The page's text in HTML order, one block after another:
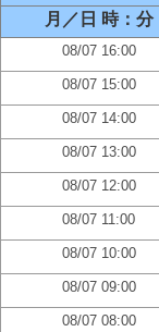
月／日 時：分
08/07 16:00
08/07 15:00
08/07 14:00
08/07 13:00
08/07 12:00
08/07 11:00
08/07 10:00
08/07 09:00
08/07 08:00